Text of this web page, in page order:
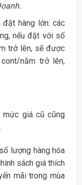
hàng lớn: các
nếu đặt với số
trở lên, sẽ được
năm trở lên,
mức giá cũ cũng
lượng hàng hóa
sách giá thích
mãi trong mùa